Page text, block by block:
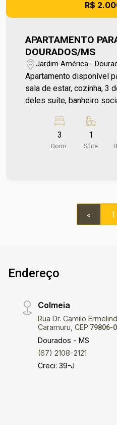
R$
APARTAMENTO
DOURADOS/MS
Jardim América -
Apartamento disponível
sala de estar, cozinha, 3
deles suíte, banheiro
está a poucas quadras
Albino Torraca, além de
comércios, serviços e
da administradora do
municipal. A metragem
3
Dorm.
1
Suite
« 1
Endereço
Colmeia
Rua Dr. Camilo
Caramuru, CEP:79806-
Dourados - MS
(67) 2108-2121
Creci: 39-J